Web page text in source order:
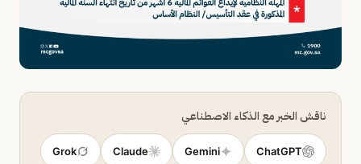
ناقش الخبر مع الذكاء الاصطناعي
ChatGPT
Gemini
Claude
Grok